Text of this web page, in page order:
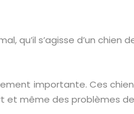
qu’il s’agisse d’un chien
importante. Ces
et même des problèmes